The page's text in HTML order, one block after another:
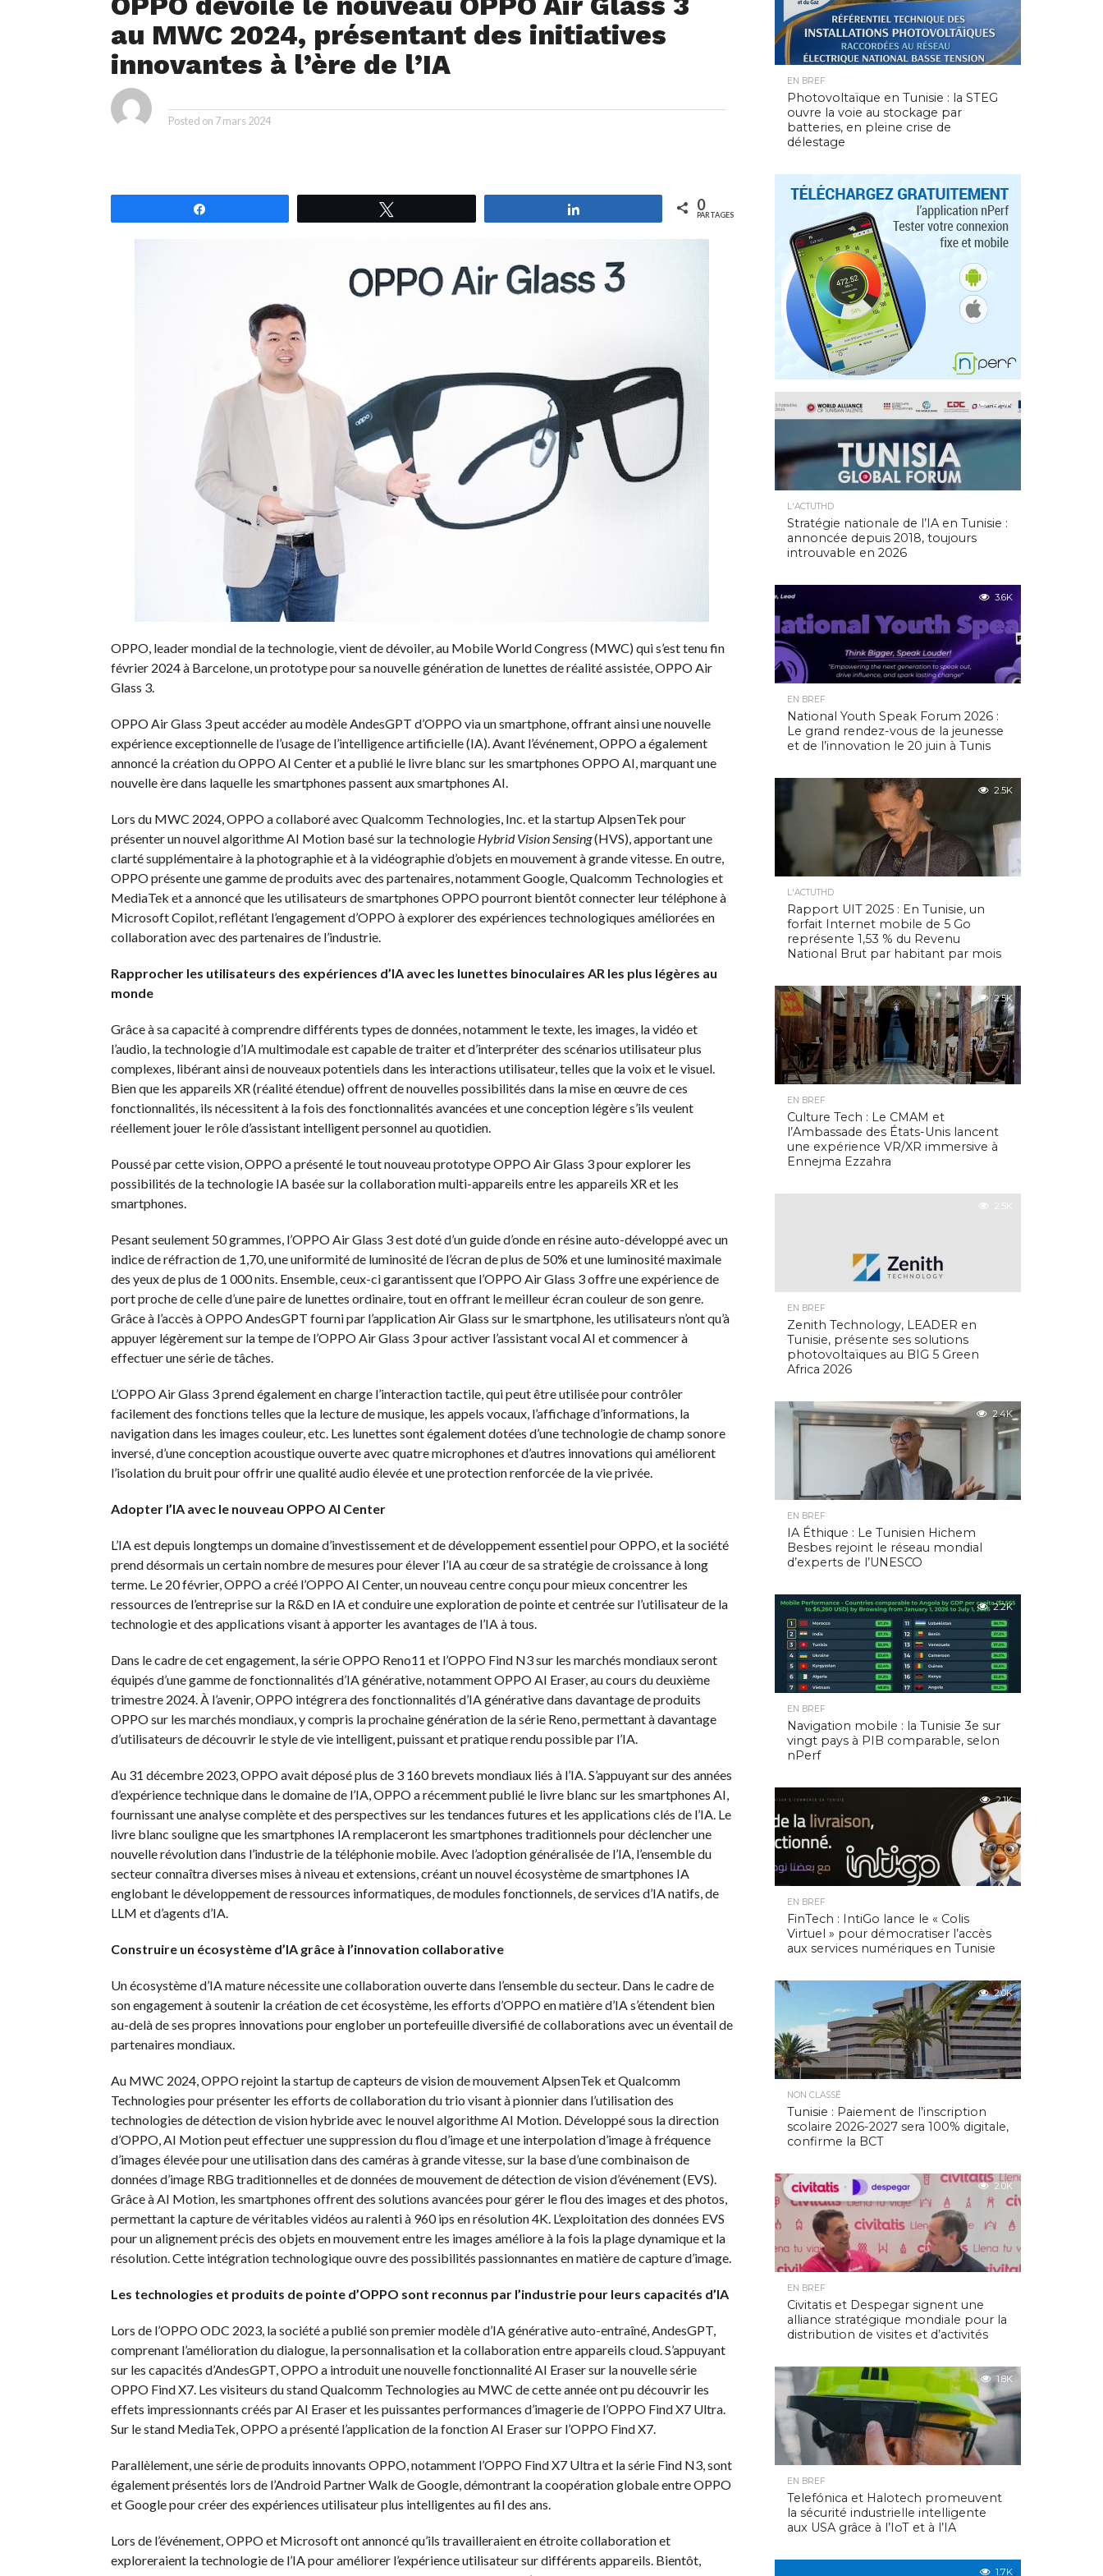
au MWC 2024, présentant des initiatives
innovantes à l’ère de l’IA
Posted on 7 mars 2024
0
PARTAGES
OPPO, leader mondial de la technologie, vient de dévoiler, au Mobile World Congress (MWC) qui s’est tenu fin
février 2024 à Barcelone, un prototype pour sa nouvelle génération de lunettes de réalité assistée, OPPO Air
Glass 3.
OPPO Air Glass 3 peut accéder au modèle AndesGPT d’OPPO via un smartphone, offrant ainsi une nouvelle
expérience exceptionnelle de l’usage de l’intelligence artificielle (IA). Avant l’événement, OPPO a également
annoncé la création du OPPO AI Center et a publié le livre blanc sur les smartphones OPPO AI, marquant une
nouvelle ère dans laquelle les smartphones passent aux smartphones AI.
Lors du MWC 2024, OPPO a collaboré avec Qualcomm Technologies, Inc. et la startup AlpsenTek pour
présenter un nouvel algorithme AI Motion basé sur la technologie Hybrid Vision Sensing(HVS), apportant une
clarté supplémentaire à la photographie et à la vidéographie d’objets en mouvement à grande vitesse. En outre,
OPPO présente une gamme de produits avec des partenaires, notamment Google, Qualcomm Technologies et
MediaTek et a annoncé que les utilisateurs de smartphones OPPO pourront bientôt connecter leur téléphone à
Microsoft Copilot, reflétant l’engagement d’OPPO à explorer des expériences technologiques améliorées en
collaboration avec des partenaires de l’industrie.
Rapprocher les utilisateurs des expériences d’IA avec les lunettes binoculaires AR les plus légères au
monde
Grâce à sa capacité à comprendre différents types de données, notamment le texte, les images, la vidéo et
l’audio, la technologie d’IA multimodale est capable de traiter et d’interpréter des scénarios utilisateur plus
complexes, libérant ainsi de nouveaux potentiels dans les interactions utilisateur, telles que la voix et le visuel.
Bien que les appareils XR (réalité étendue) offrent de nouvelles possibilités dans la mise en œuvre de ces
fonctionnalités, ils nécessitent à la fois des fonctionnalités avancées et une conception légère s’ils veulent
réellement jouer le rôle d’assistant intelligent personnel au quotidien.
Poussé par cette vision, OPPO a présenté le tout nouveau prototype OPPO Air Glass 3 pour explorer les
possibilités de la technologie IA basée sur la collaboration multi-appareils entre les appareils XR et les
smartphones.
Pesant seulement 50 grammes, l’OPPO Air Glass 3 est doté d’un guide d’onde en résine auto-développé avec un
indice de réfraction de 1,70, une uniformité de luminosité de l’écran de plus de 50% et une luminosité maximale
des yeux de plus de 1 000 nits. Ensemble, ceux-ci garantissent que l’OPPO Air Glass 3 offre une expérience de
port proche de celle d’une paire de lunettes ordinaire, tout en offrant le meilleur écran couleur de son genre.
Grâce à l’accès à OPPO AndesGPT fourni par l’application Air Glass sur le smartphone, les utilisateurs n’ont qu’à
appuyer légèrement sur la tempe de l’OPPO Air Glass 3 pour activer l’assistant vocal AI et commencer à
effectuer une série de tâches.
L’OPPO Air Glass 3 prend également en charge l’interaction tactile, qui peut être utilisée pour contrôler
facilement des fonctions telles que la lecture de musique, les appels vocaux, l’affichage d’informations, la
navigation dans les images couleur, etc. Les lunettes sont également dotées d’une technologie de champ sonore
inversé, d’une conception acoustique ouverte avec quatre microphones et d’autres innovations qui améliorent
l’isolation du bruit pour offrir une qualité audio élevée et une protection renforcée de la vie privée.
Adopter l’IA avec le nouveau OPPO AI Center
L’IA est depuis longtemps un domaine d’investissement et de développement essentiel pour OPPO, et la société
prend désormais un certain nombre de mesures pour élever l’IA au cœur de sa stratégie de croissance à long
terme. Le 20 février, OPPO a créé l’OPPO AI Center, un nouveau centre conçu pour mieux concentrer les
ressources de l’entreprise sur la R&D en IA et conduire une exploration de pointe et centrée sur l’utilisateur de la
technologie et des applications visant à apporter les avantages de l’IA à tous.
Dans le cadre de cet engagement, la série OPPO Reno11 et l’OPPO Find N3 sur les marchés mondiaux seront
équipés d’une gamme de fonctionnalités d’IA générative, notamment OPPO AI Eraser, au cours du deuxième
trimestre 2024. À l’avenir, OPPO intégrera des fonctionnalités d’IA générative dans davantage de produits
OPPO sur les marchés mondiaux, y compris la prochaine génération de la série Reno, permettant à davantage
d’utilisateurs de découvrir le style de vie intelligent, puissant et pratique rendu possible par l’IA.
Au 31 décembre 2023, OPPO avait déposé plus de 3 160 brevets mondiaux liés à l’IA. S’appuyant sur des années
d’expérience technique dans le domaine de l’IA, OPPO a récemment publié le livre blanc sur les smartphones AI,
fournissant une analyse complète et des perspectives sur les tendances futures et les applications clés de l’IA. Le
livre blanc souligne que les smartphones IA remplaceront les smartphones traditionnels pour déclencher une
nouvelle révolution dans l’industrie de la téléphonie mobile. Avec l’adoption généralisée de l’IA, l’ensemble du
secteur connaîtra diverses mises à niveau et extensions, créant un nouvel écosystème de smartphones IA
englobant le développement de ressources informatiques, de modules fonctionnels, de services d’IA natifs, de
LLM et d’agents d’IA.
Construire un écosystème d’IA grâce à l’innovation collaborative
Un écosystème d’IA mature nécessite une collaboration ouverte dans l’ensemble du secteur. Dans le cadre de
son engagement à soutenir la création de cet écosystème, les efforts d’OPPO en matière d’IA s’étendent bien
au-delà de ses propres innovations pour englober un portefeuille diversifié de collaborations avec un éventail de
partenaires mondiaux.
Au MWC 2024, OPPO rejoint la startup de capteurs de vision de mouvement AlpsenTek et Qualcomm
Technologies pour présenter les efforts de collaboration du trio visant à pionnier dans l’utilisation des
technologies de détection de vision hybride avec le nouvel algorithme AI Motion. Développé sous la direction
d’OPPO, AI Motion peut effectuer une suppression du flou d’image et une interpolation d’image à fréquence
d’images élevée pour une utilisation dans des caméras à grande vitesse, sur la base d’une combinaison de
données d’image RBG traditionnelles et de données de mouvement de détection de vision d’événement (EVS).
Grâce à AI Motion, les smartphones offrent des solutions avancées pour gérer le flou des images et des photos,
permettant la capture de véritables vidéos au ralenti à 960 ips en résolution 4K. L’exploitation des données EVS
pour un alignement précis des objets en mouvement entre les images améliore à la fois la plage dynamique et la
résolution. Cette intégration technologique ouvre des possibilités passionnantes en matière de capture d’image.
Les technologies et produits de pointe d’OPPO sont reconnus par l’industrie pour leurs capacités d’IA
Lors de l’OPPO ODC 2023, la société a publié son premier modèle d’IA générative auto-entraîné, AndesGPT,
comprenant l’amélioration du dialogue, la personnalisation et la collaboration entre appareils cloud. S’appuyant
sur les capacités d’AndesGPT, OPPO a introduit une nouvelle fonctionnalité AI Eraser sur la nouvelle série
OPPO Find X7. Les visiteurs du stand Qualcomm Technologies au MWC de cette année ont pu découvrir les
effets impressionnants créés par AI Eraser et les puissantes performances d’imagerie de l’OPPO Find X7 Ultra.
Sur le stand MediaTek, OPPO a présenté l’application de la fonction AI Eraser sur l’OPPO Find X7.
Parallèlement, une série de produits innovants OPPO, notamment l’OPPO Find X7 Ultra et la série Find N3, sont
également présentés lors de l’Android Partner Walk de Google, démontrant la coopération globale entre OPPO
et Google pour créer des expériences utilisateur plus intelligentes au fil des ans.
Lors de l’événement, OPPO et Microsoft ont annoncé qu’ils travailleraient en étroite collaboration et
exploreraient la technologie de l’IA pour améliorer l’expérience utilisateur sur différents appareils. Bientôt,
EN BREF
Photovoltaïque en Tunisie : la STEG
ouvre la voie au stockage par
batteries, en pleine crise de
délestage
4.9K
L'ACTUTHD
Stratégie nationale de l’IA en Tunisie :
annoncée depuis 2018, toujours
introuvable en 2026
3.6K
EN BREF
National Youth Speak Forum 2026 :
Le grand rendez-vous de la jeunesse
et de l’innovation le 20 juin à Tunis
2.5K
L'ACTUTHD
Rapport UIT 2025 : En Tunisie, un
forfait Internet mobile de 5 Go
représente 1,53 % du Revenu
National Brut par habitant par mois
2.5K
EN BREF
Culture Tech : Le CMAM et
l’Ambassade des États-Unis lancent
une expérience VR/XR immersive à
Ennejma Ezzahra
2.5K
EN BREF
Zenith Technology, LEADER en
Tunisie, présente ses solutions
photovoltaïques au BIG 5 Green
Africa 2026
2.4K
EN BREF
IA Éthique : Le Tunisien Hichem
Besbes rejoint le réseau mondial
d’experts de l’UNESCO
2.2K
EN BREF
Navigation mobile : la Tunisie 3e sur
vingt pays à PIB comparable, selon
nPerf
2.1K
EN BREF
FinTech : IntiGo lance le « Colis
Virtuel » pour démocratiser l’accès
aux services numériques en Tunisie
2.0K
NON CLASSÉ
Tunisie : Paiement de l’inscription
scolaire 2026-2027 sera 100% digitale,
confirme la BCT
2.0K
EN BREF
Civitatis et Despegar signent une
alliance stratégique mondiale pour la
distribution de visites et d’activités
1.8K
EN BREF
Telefónica et Halotech promeuvent
la sécurité industrielle intelligente
aux USA grâce à l’IoT et à l’IA
1.7K